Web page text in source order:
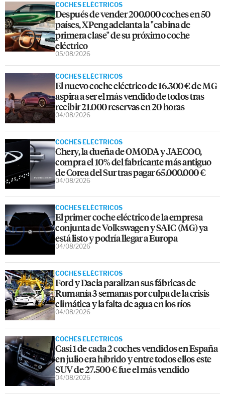
COCHES ELÉCTRICOS
Después de vender 200.000 coches en 50
países, XPeng adelanta la "cabina de
primera clase" de su próximo coche
eléctrico
05/08/2026
COCHES ELÉCTRICOS
El nuevo coche eléctrico de 16.300 € de MG
aspira a ser el más vendido de todos tras
recibir 21.000 reservas en 20 horas
04/08/2026
COCHES ELÉCTRICOS
Chery, la dueña de OMODA y JAECOO,
compra el 10% del fabricante más antiguo
de Corea del Sur tras pagar 65.000.000 €
04/08/2026
COCHES ELÉCTRICOS
El primer coche eléctrico de la empresa
conjunta de Volkswagen y SAIC (MG) ya
está listo y podría llegar a Europa
04/08/2026
COCHES ELÉCTRICOS
Ford y Dacia paralizan sus fábricas de
Rumanía 3 semanas por culpa de la crisis
climática y la falta de agua en los ríos
04/08/2026
COCHES ELÉCTRICOS
Casi 1 de cada 2 coches vendidos en España
en julio era híbrido y entre todos ellos este
SUV de 27.500 € fue el más vendido
04/08/2026